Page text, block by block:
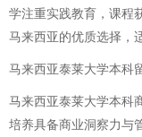
学注重实践教育，课程
马来西亚的优质选择，
马来西亚泰莱大学本科
马来西亚泰莱大学本科
培养具备商业洞察力与